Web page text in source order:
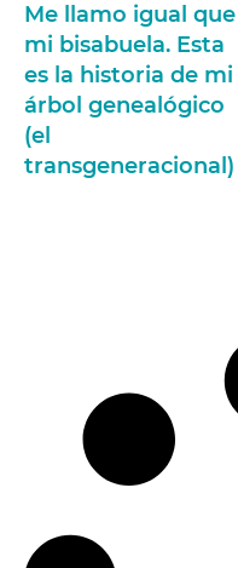
Me llamo igual que
mi bisabuela. Esta
es la historia de mi
árbol genealógico
(el
transgeneracional)